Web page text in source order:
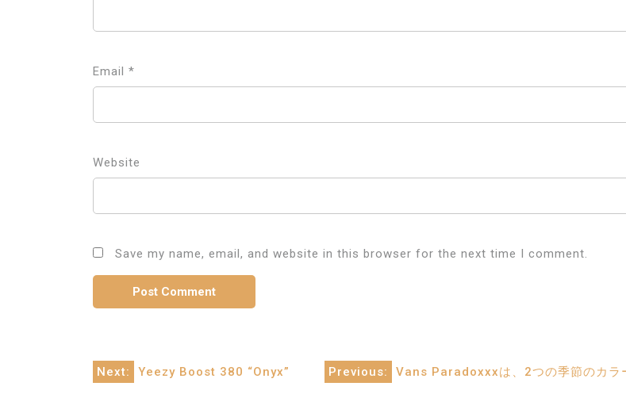
Email *
Website
Save my name, email, and website in this browser for the next time I comment.
Post
Previous: Vans Paradoxxxは、2つの季節のカラ
Next: Yeezy Boost 380 “Onyx”